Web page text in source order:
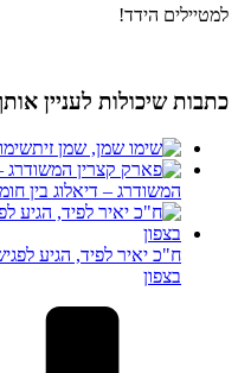
למטיילים הידד!
כתבות שיכולות לעניין
המשודרג – דיאלוג בין
ח"כ יאיר לפיד, הגיע
בצפון